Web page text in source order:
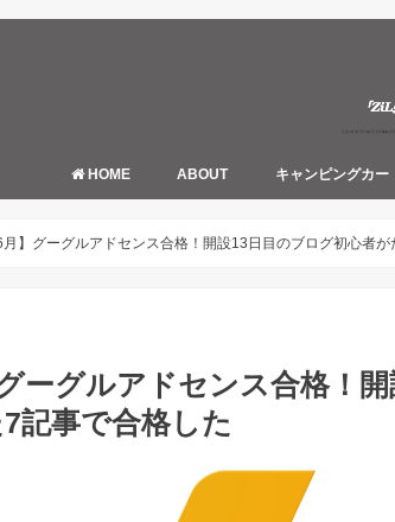
HOME ABOUT キャンピングカー
月】グーグルアドセンス合格！開設13日目のブログ初心者
ーグルアドセンス合格！
記事で合格した